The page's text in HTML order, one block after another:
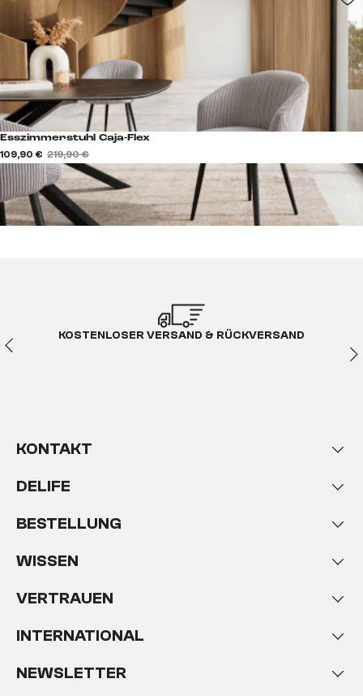
Esszimmerstuhl Caja-Flex
109,90 € 219,90 €
KOSTENLOSER VERSAND & RÜCKVERSAND
KONTAKT
DELIFE
BESTELLUNG
WISSEN
VERTRAUEN
INTERNATIONAL
NEWSLETTER